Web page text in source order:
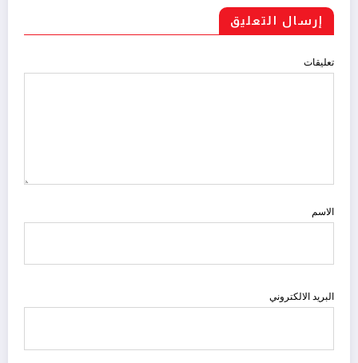
إرسال التعليق
تعليقات
الاسم
البريد الالكتروني